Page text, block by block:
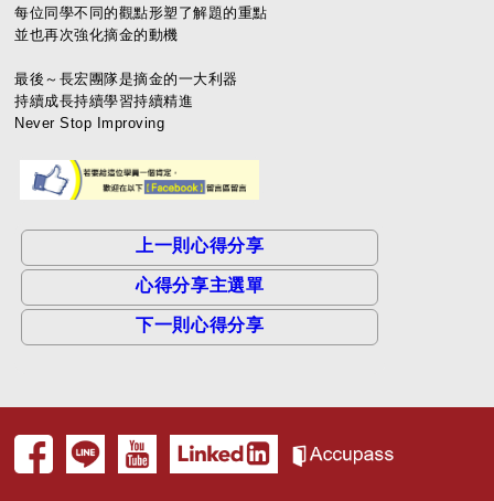
每位同學不同的觀點形塑了解題的重點
並也再次強化摘金的動機
最後～長宏團隊是摘金的一大利器
持續成長持續學習持續精進
Never Stop Improving
上一則心得分享
心得分享主選單
下一則心得分享